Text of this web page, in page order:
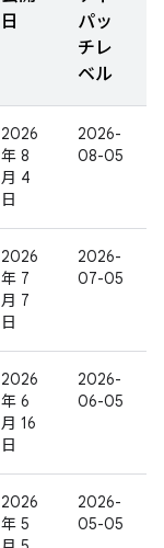
日
パッ
チレ
ベル
2026
年 8
月 4
日
2026-
08-05
2026
年 7
月 7
日
2026-
07-05
2026
年 6
月 16
日
2026-
06-05
2026
年 5
2026-
05-05